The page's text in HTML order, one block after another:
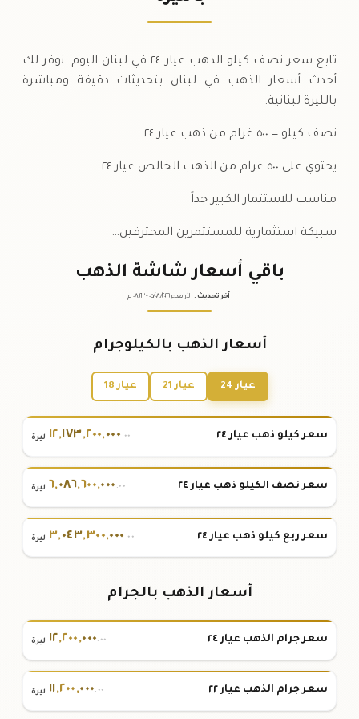
تابع سعر نصف كيلو الذهب عيار ٢٤ في لبنان اليوم. نوفر لك
أحدث أسعار الذهب في لبنان بتحديثات دقيقة ومباشرة
بالليرة لبنانية.
نصف كيلو = ٥٠٠ غرام من ذهب عيار ٢٤
يحتوي على ٥٠٠ غرام من الذهب الخالص عيار ٢٤
مناسب للاستثمار الكبير جداً
سبيكة استثمارية للمستثمرين المحترفين…
باقي أسعار شاشة الذهب
آخر تحديث : الأربعاء ٠٥ /٠٨/٢٠٢٦ - ٠٨:٢٣م
أسعار الذهب بالكيلوجرام
عيار 24 عيار 21 عيار 18
سعر كيلو ذهب عيار ٢٤ ١٢ ,١٧٣,٢٠٠,٠٠٠.٠٠ ليرة
سعر نصف الكيلو ذهب عيار ٢٤ ٦,٠٨٦,٦٠٠,٠٠٠ .٠٠ ليرة
سعر ربع كيلو ذهب عيار ٢٤ ٣,٠٤٣,٣٠٠,٠٠٠ .٠٠ ليرة
أسعار الذهب بالجرام
سعر جرام الذهب عيار ٢٤ ١٢,٢٠٠,٠٠٠.٠٠ ليرة
سعر جرام الذهب عيار ٢٢ ١١,٢٠٠,٠٠٠.٠٠ ليرة